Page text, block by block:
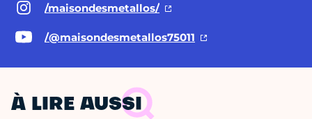
/maisondesmetallos/
/@maisondesmetallos75011
À LIRE AUSSI